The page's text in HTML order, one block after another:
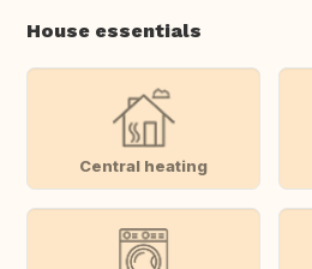
House essentials
Central heating